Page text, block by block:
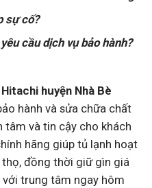
sự cố?
cầu dịch vụ bảo hành?
huyện Nhà Bè
hành và sửa chữa chất
tâm và tin cậy cho khách
hãng giúp tủ lạnh hoạt
đồng thời giữ gìn giá
với trung tâm ngay hôm